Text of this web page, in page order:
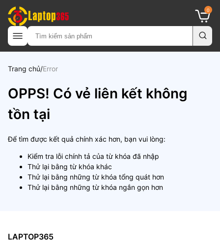
0
Trang chủ Error
OPPS! Có vẻ liên kết không
tồn tại
Để tìm được kết quả chính xác hơn, bạn vui lòng:
Kiểm tra lỗi chính tả của từ khóa đã nhập
Thử lại bằng từ khóa khác
Thử lại bằng những từ khóa tổng quát hơn
Thử lại bằng những từ khóa ngắn gọn hơn
LAPTOP365